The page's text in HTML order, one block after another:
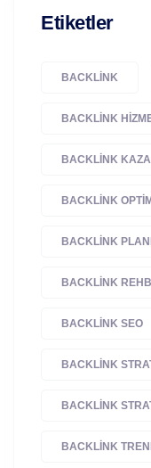
Etiketler
BACKLINK
BACKLINK
BACKLINK
BACKLINK
BACKLINK
BACKLINK
BACKLINK SEO
BACKLINK
BACKLINK
BACKLINK